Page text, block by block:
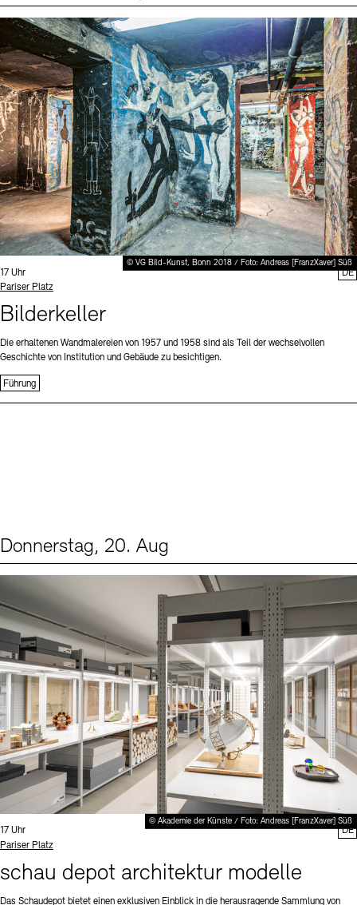
© VG Bild-Kunst, Bonn 2018 / Foto: Andreas [FranzXaver] Süß
Uhrzeit:
17 Uhr
Standort
Pariser Platz
Bilderkeller
Die erhaltenen Wandmalereien von 1957 und 1958 sind als Teil der wechselvollen
Geschichte von Institution und Gebäude zu besichtigen.
Führung
DE
Donnerstag, 20. Aug
© Akademie der Künste / Foto: Andreas [FranzXaver] Süß
Uhrzeit:
17 Uhr
Standort
Pariser Platz
schau depot architektur modelle
Das Schaudepot bietet einen exklusiven Einblick in die herausragende Sammlung von
DE